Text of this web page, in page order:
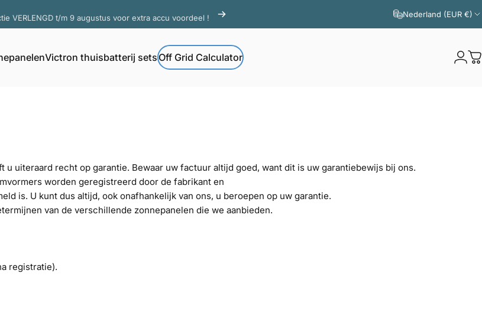
Vragen? Contacteer onze support Nederland (EUR €)
Victron thuisbatterij setsOff Grid Calculator
uiteraard recht op garantie. Bewaar uw factuur altijd goed, want dit is uw garantiebewijs bij ons.
worden geregistreerd door de fabrikant en
is. U kunt dus altijd, ook onafhankelijk van ons, u beroepen op uw garantie.
van de verschillende zonnepanelen die we aanbieden.
registratie).